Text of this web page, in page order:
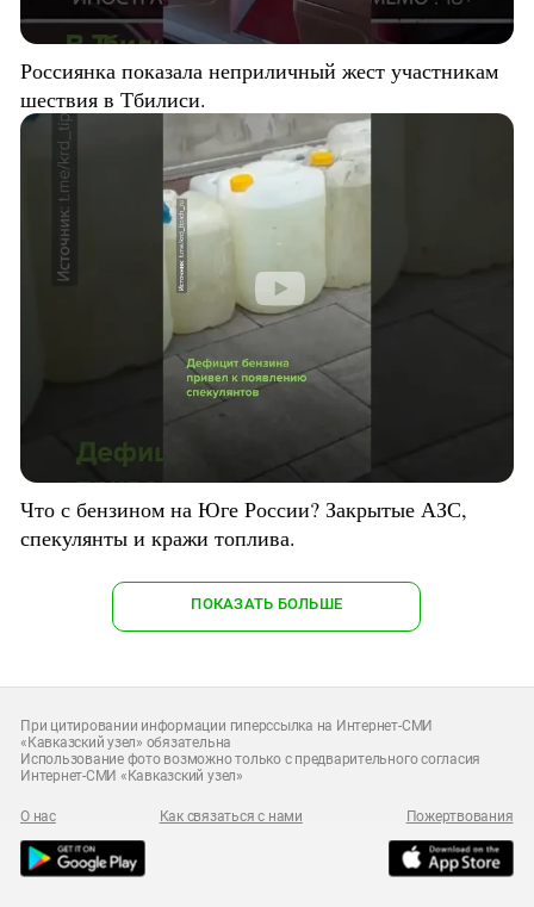
Россиянка показала неприличный жест участникам
шествия в Тбилиси.
Что с бензином на Юге России? Закрытые АЗС,
спекулянты и кражи топлива.
ПОКАЗАТЬ БОЛЬШЕ
При цитировании информации гиперссылка на Интернет-СМИ
«Кавказский узел» обязательна
Использование фото возможно только с предварительного согласия
Интернет-СМИ «Кавказский узел»
О нас Как связаться с нами Пожертвования